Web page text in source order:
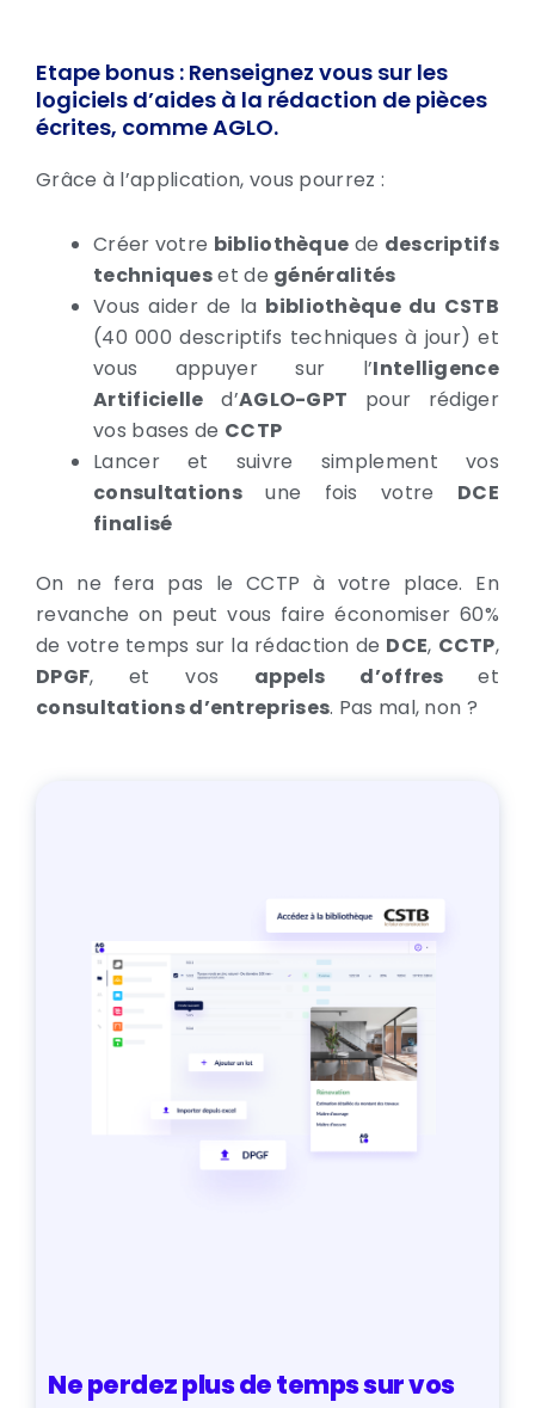
Etape bonus : Renseignez vous sur les
logiciels d’aides à la rédaction de pièces
écrites, comme AGLO.
Grâce à l’application, vous pourrez :
Créer votre bibliothèque de descriptifs
techniqueset de généralités
Vous aider de la bibliothèque du CSTB
(40 000 descriptifs techniques à jour) et
vous appuyer sur l’Intelligence
Artificielle d’AGLO-GPT pour rédiger
vos bases de CCTP
Lancer et suivre simplement vos
consultationsune fois votre DCE
finalisé
On ne fera pas le CCTP à votre place. En
revanche on peut vous faire économiser 60%
de votre temps sur la rédaction de DCE, CCTP,
DPGF, et vos appels d’offreset
consultations d’entreprises. Pas mal, non ?
Ne perdez plus de temps sur vos